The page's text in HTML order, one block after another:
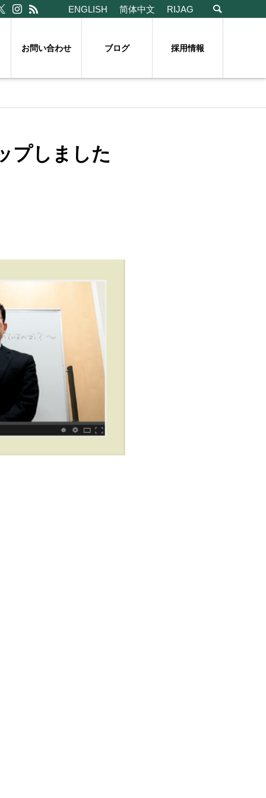
ENGLISH 简体中文 RIJAG
お問い合わせ ブログ 採用情報
しました